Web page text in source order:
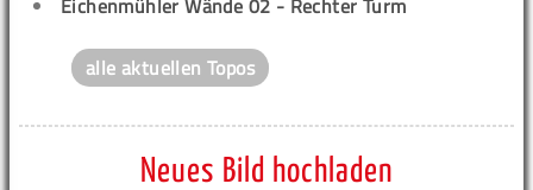
Eichenmühler Wände 02 - Rechter Turm
alle aktuellen Topos
Neues Bild hochladen